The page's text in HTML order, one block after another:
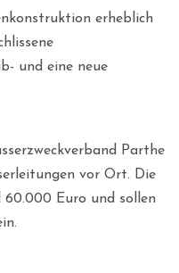
erheblich
und eine neue
Parthe
vor Ort. Die
Euro und sollen